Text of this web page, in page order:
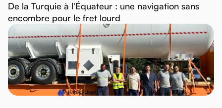
De la Turquie à l'Équateur : une navigation sans
encombre pour le fret lourd